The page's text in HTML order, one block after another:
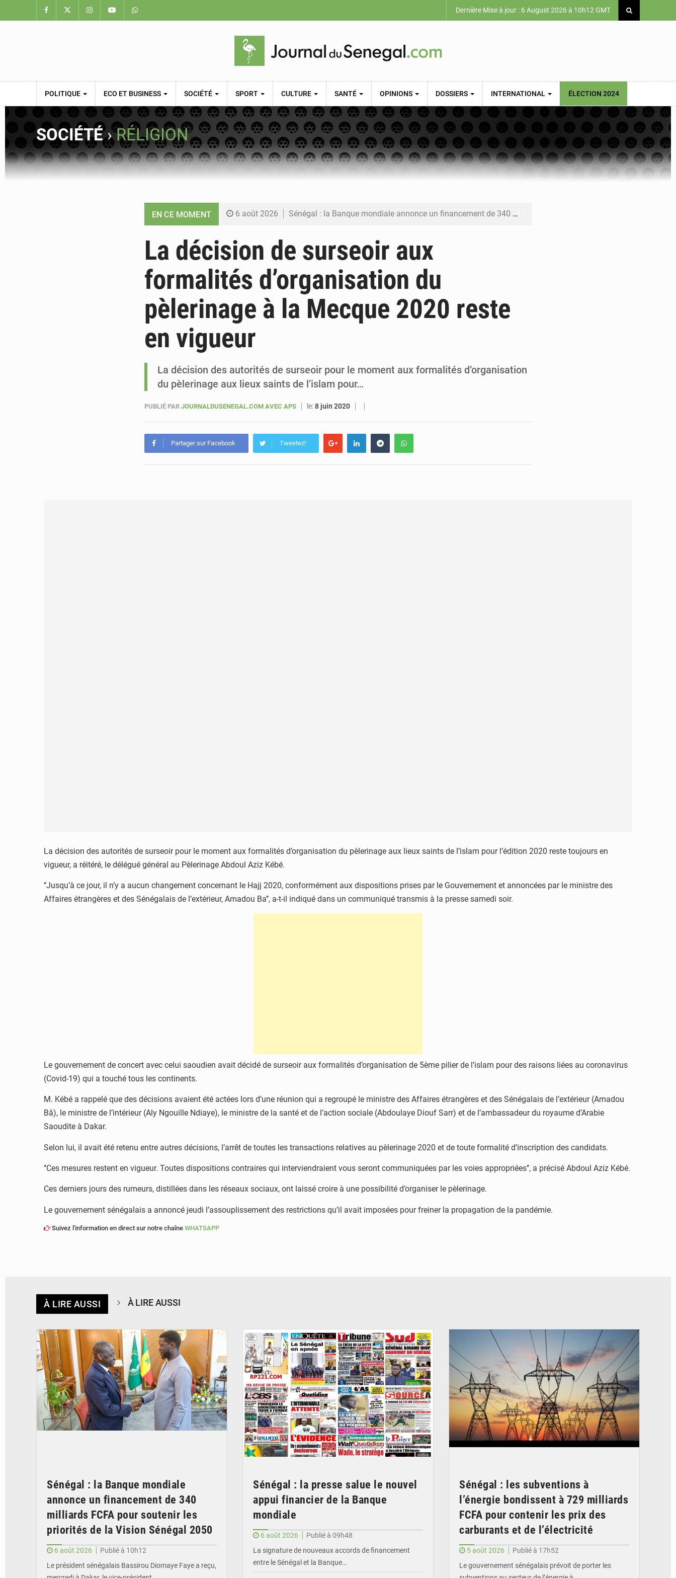
Dernière Mise à jour : 6 August 2026 à 10h12 GMT
POLITIQUE ECO ET BUSINESS SOCIÉTÉ SPORT CULTURE SANTÉ OPINIONS DOSSIERS INTERNATIONAL ÉLECTION 2024
SOCIÉTÉ›RÉLIGION
EN CE MOMENT 6 août 2026 Sénégal : la Banque mondiale annonce un financement de 340 milliards FCFA pour soutenir les priorités de la Vision Sénégal 2050
5 août 2026 Sénégal : les subventions à l’énergie bondissent à 729 milliards FCFA pour contenir les prix des carburants et de l’électricité
5 août 2026 Sénégal : le niveau du fleuve Sénégal poursuit sa montée à Podor, les autorités appellent à la vigilance
5 août 2026 Sénégal : Ousmane Diagne prêtera serment le 11 août comme président du Conseil constitutionnel
La décision de surseoir aux
formalités d’organisation du
pèlerinage à la Mecque 2020 reste
en vigueur
La décision des autorités de surseoir pour le moment aux formalités d’organisation
du pèlerinage aux lieux saints de l’islam pour…
PUBLIÉ PAR JOURNALDUSENEGAL.COM AVEC APS le:8 juin 2020
Partager sur Facebook Tweetez!
La décision des autorités de surseoir pour le moment aux formalités d’organisation du pèlerinage aux lieux saints de l’islam pour l’édition 2020 reste toujours en
vigueur, a réitéré, le délégué général au Pèlerinage Abdoul Aziz Kébé.
‘’Jusqu’à ce jour, il n’y a aucun changement concernant le Hajj 2020, conformément aux dispositions prises par le Gouvernement et annoncées par le ministre des
Affaires étrangères et des Sénégalais de l’extérieur, Amadou Ba’’, a-t-il indiqué dans un communiqué transmis à la presse samedi soir.
Le gouvernement de concert avec celui saoudien avait décidé de surseoir aux formalités d’organisation de 5ème pilier de l’islam pour des raisons liées au coronavirus
(Covid-19) qui a touché tous les continents.
M. Kébé a rappelé que des décisions avaient été actées lors d’une réunion qui a regroupé le ministre des Affaires étrangères et des Sénégalais de l’extérieur (Amadou
Bâ), le ministre de l’intérieur (Aly Ngouille Ndiaye), le ministre de la santé et de l’action sociale (Abdoulaye Diouf Sarr) et de l’ambassadeur du royaume d’Arabie
Saoudite à Dakar.
Selon lui, il avait été retenu entre autres décisions, l’arrêt de toutes les transactions relatives au pèlerinage 2020 et de toute formalité d’inscription des candidats.
‘’Ces mesures restent en vigueur. Toutes dispositions contraires qui interviendraient vous seront communiquées par les voies appropriées’’, a précisé Abdoul Aziz Kébé.
Ces derniers jours des rumeurs, distillées dans les réseaux sociaux, ont laissé croire à une possibilité d’organiser le pèlerinage.
Le gouvernement sénégalais a annoncé jeudi l’assouplissement des restrictions qu’il avait imposées pour freiner la propagation de la pandémie.
Suivez l'information en direct sur notre chaîne WHATSAPP
À LIRE AUSSI À LIRE AUSSI
Sénégal : la Banque mondiale
annonce un financement de 340
milliards FCFA pour soutenir les
priorités de la Vision Sénégal 2050
6 août 2026
Publié à 10h12
Le président sénégalais Bassirou Diomaye Faye a reçu,
Sénégal : la presse salue le nouvel
appui financier de la Banque
mondiale
6 août 2026
Publié à 09h48
La signature de nouveaux accords de financement
entre le Sénégal et la Banque…
Sénégal : les subventions à
l’énergie bondissent à 729 milliards
FCFA pour contenir les prix des
carburants et de l’électricité
5 août 2026
Publié à 17h52
Le gouvernement sénégalais prévoit de porter les